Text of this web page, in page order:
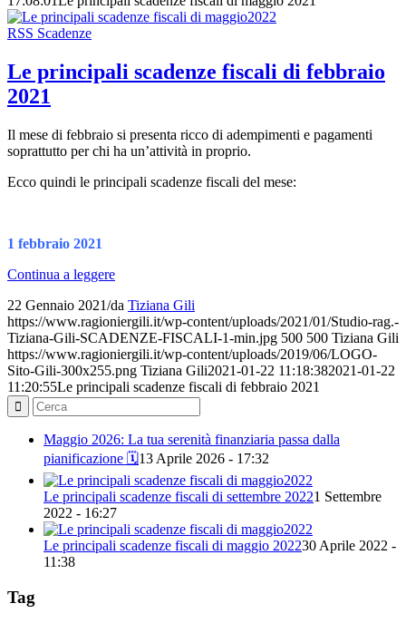
RSS Scadenze
Le principali scadenze fiscali di febbraio
2021
Il mese di febbraio si presenta ricco di adempimenti e pagamenti
soprattutto per chi ha un’attività in proprio.
Ecco quindi le principali scadenze fiscali del mese:
1 febbraio 2021
Continua a leggere
22 Gennaio 2021/da Tiziana Gili
https://www.ragioniergili.it/wp-content/uploads/2021/01/Studio-rag.-
Tiziana-Gili-SCADENZE-FISCALI-1-min.jpg 500 500 Tiziana Gili
https://www.ragioniergili.it/wp-content/uploads/2019/06/LOGO-
Sito-Gili-300x255.png Tiziana Gili2021-01-22 11:18:382021-01-22
11:20:55Le principali scadenze fiscali di febbraio 2021
Maggio 2026: La tua serenità finanziaria passa dalla
pianificazione 🗓️13 Aprile 2026 - 17:32
Le principali scadenze fiscali di settembre 20221 Settembre
2022 - 16:27
Le principali scadenze fiscali di maggio 202230 Aprile 2022 -
11:38
Tag